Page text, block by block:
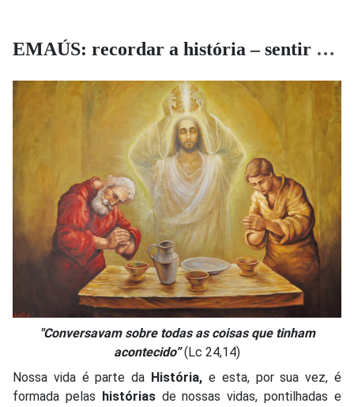
EMAÚS: recordar a história – sentir a história
"Conversavam sobre todas as coisas que tinham
acontecido”(Lc 24,14)
Nossa vida é parte da História, e esta, por sua vez, é
formada pelas
históriasde nossas vidas, pontilhadas e